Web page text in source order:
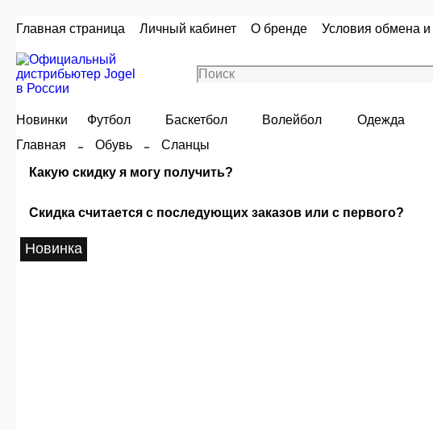
Главная страница Личный кабинет О бренде Условия обмена и
Новинки Футбол Баскетбол Волейбол Одежда
Главная
Обувь
Сланцы
Какую скидку я могу получить?
Сумма скидки зависит от
сумма
Скидка считается с последующих заказов или с первого?
Новинка